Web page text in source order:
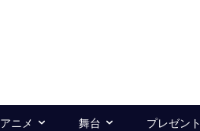
アニメ 舞台 プレゼント